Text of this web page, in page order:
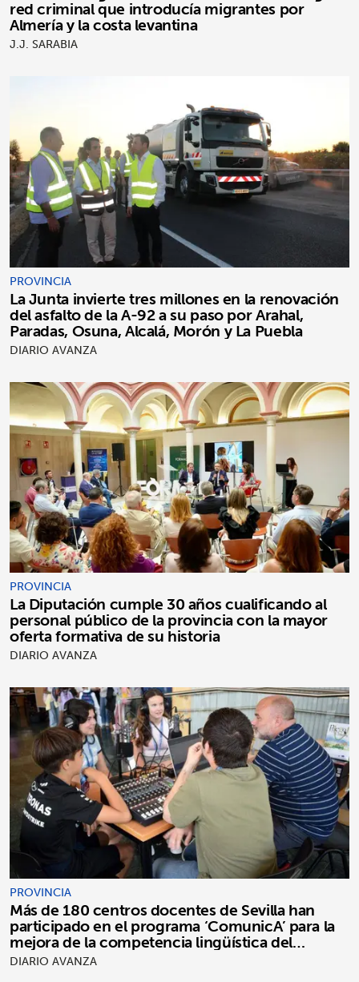
red criminal que introducía migrantes por
Almería y la costa levantina
J.J. SARABIA
PROVINCIA
La Junta invierte tres millones en la renovación
del asfalto de la A-92 a su paso por Arahal,
Paradas, Osuna, Alcalá, Morón y La Puebla
DIARIO AVANZA
PROVINCIA
La Diputación cumple 30 años cualificando al
personal público de la provincia con la mayor
oferta formativa de su historia
DIARIO AVANZA
PROVINCIA
Más de 180 centros docentes de Sevilla han
participado en el programa ‘ComunicA’ para la
mejora de la competencia lingüística del
alumnado
DIARIO AVANZA